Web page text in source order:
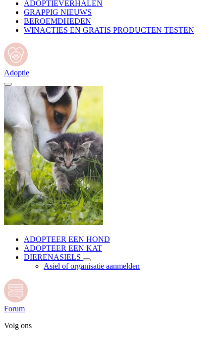
ADOPTIEVERHALEN
GRAPPIG NIEUWS
BEROEMDHEDEN
WINACTIES EN GRATIS PRODUCTEN TESTEN
Adoptie
ADOPTEER EEN HOND
ADOPTEER EEN KAT
DIERENASIELS
Asiel of organisatie aanmelden
Forum
Volg ons